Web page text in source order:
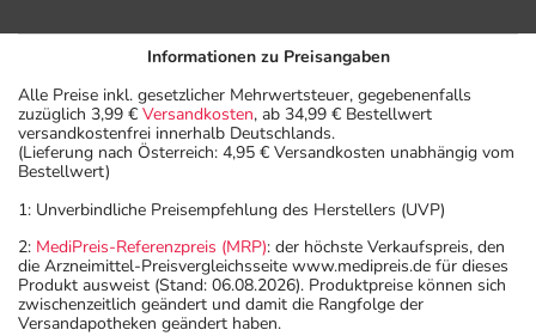
Informationen zu Preisangaben
Alle Preise inkl. gesetzlicher Mehrwertsteuer, gegebenenfalls
zuzüglich 3,99 € Versandkosten, ab 34,99 € Bestellwert
versandkostenfrei innerhalb Deutschlands.
(Lieferung nach Österreich: 4,95 € Versandkosten unabhängig vom
Bestellwert)
1: Unverbindliche Preisempfehlung des Herstellers (UVP)
2: MediPreis-Referenzpreis (MRP): der höchste Verkaufspreis, den
die Arzneimittel-Preisvergleichsseite www.medipreis.de für dieses
Produkt ausweist (Stand: 06.08.2026). Produktpreise können sich
zwischenzeitlich geändert und damit die Rangfolge der
Versandapotheken geändert haben.